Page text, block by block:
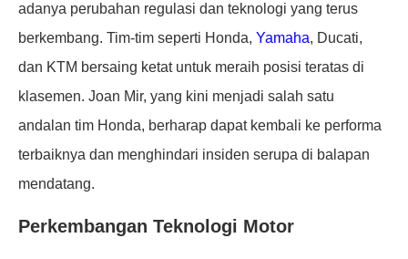
adanya perubahan regulasi dan teknologi yang terus
berkembang. Tim-tim seperti Honda, Yamaha, Ducati,
dan KTM bersaing ketat untuk meraih posisi teratas di
klasemen. Joan Mir, yang kini menjadi salah satu
andalan tim Honda, berharap dapat kembali ke performa
terbaiknya dan menghindari insiden serupa di balapan
mendatang.
Perkembangan Teknologi Motor